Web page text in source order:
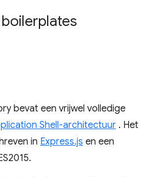
bevat een vrijwel volledige
Shell-architectuur . Het
in Express.js en een